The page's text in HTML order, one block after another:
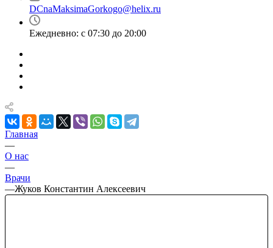
DCnaMaksimaGorkogo@helix.ru
Ежедневно: с 07:30 до 20:00
Главная
—
О нас
—
Врачи
—Жуков Константин Алексеевич